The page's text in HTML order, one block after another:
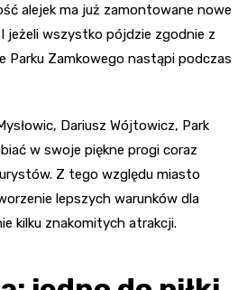
alejek ma już zamontowane nowe
I jeżeli wszystko pójdzie zgodnie z
Parku Zamkowego nastąpi podczas
Dariusz Wójtowicz, Park
w swoje piękne progi coraz
Z tego względu miasto
lepszych warunków dla
kilku znakomitych atrakcji.